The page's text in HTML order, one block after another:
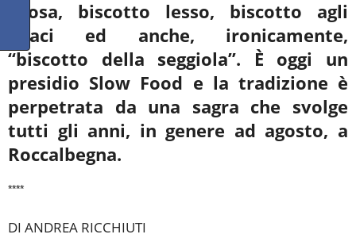
sposa, biscotto lesso, biscotto agli
anaci ed anche, ironicamente,
“biscotto della seggiola”. È oggi un
presidio Slow Food e la tradizione è
perpetrata da una sagra che svolge
tutti gli anni, in genere ad agosto, a
Roccalbegna.
****
DI ANDREA RICCHIUTI